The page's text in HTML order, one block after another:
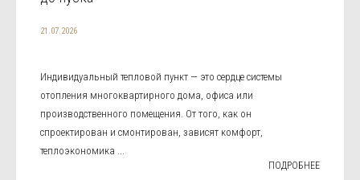
21.07.2026
Индивидуальный тепловой пункт — это сердце системы
отопления многоквартирного дома, офиса или
производственного помещения. От того, как он
спроектирован и смонтирован, зависят комфорт,
теплоэкономика ...
ПОДРОБНЕЕ